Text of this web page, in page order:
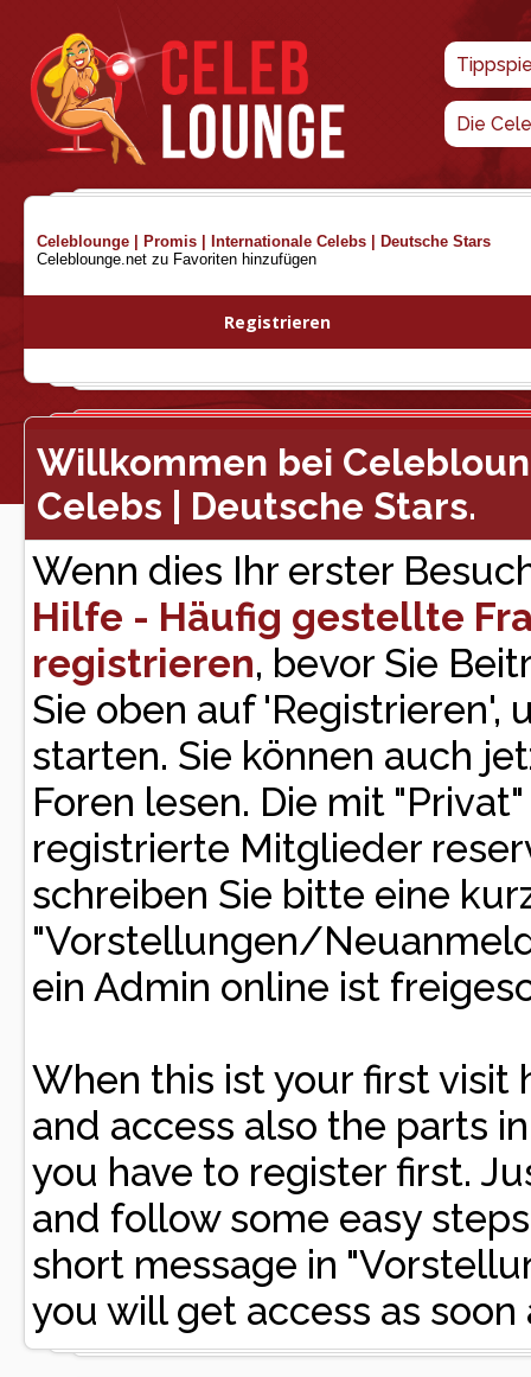
Die
Celeblounge | Promis | Internationale Celebs | Deutsche Stars
Celeblounge.net zu Favoriten hinzufügen
Registrieren
Willkommen bei
Celebs | Deutsche Stars.
Wenn dies Ihr erster
Hilfe - Häufig gestellte
registrieren, bevor Sie
Sie oben auf 'Registrieren',
starten. Sie können auch
Foren lesen. Die mit
registrierte Mitglieder
schreiben Sie bitte eine
"Vorstellungen/
ein Admin online ist
When this ist your first visit
and access also the parts
you have to register first.
and follow some easy
short message in
you will get access as